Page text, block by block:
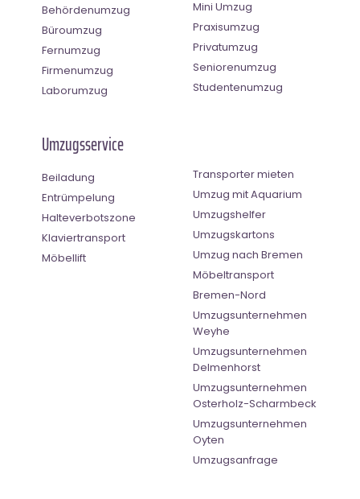
Behördenumzug
Büroumzug
Fernumzug
Firmenumzug
Laborumzug
Mini Umzug
Praxisumzug
Privatumzug
Seniorenumzug
Studentenumzug
Umzugsservice
Beiladung
Entrümpelung
Halteverbotszone
Klaviertransport
Möbellift
Transporter mieten
Umzug mit Aquarium
Umzugshelfer
Umzugskartons
Umzug nach Bremen
Möbeltransport
Bremen-Nord
Umzugsunternehmen
Weyhe
Umzugsunternehmen
Delmenhorst
Umzugsunternehmen
Osterholz-Scharmbeck
Umzugsunternehmen
Oyten
Umzugsanfrage